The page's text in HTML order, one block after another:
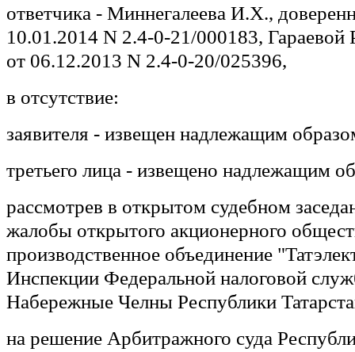
ответчика - Миннегалеева И.Х.,
10.01.2014 N 2.4-0-21/000183, Гараевой
от 06.12.2013 N 2.4-0-20/025396,
в отсутствие:
заявителя - извещен надлежащим
третьего лица - извещено надлежащим
рассмотрев в открытом судебном
жалобы открытого акционерного
производственное объединение
Инспекции Федеральной налоговой
Набережные Челны Республики
на решение Арбитражного суда